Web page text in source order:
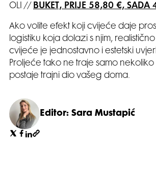
OLI // BUKET, PRIJE 58,80 €, SADA
Ako volite efekt koji cvijeće daje
logistiku koja dolazi s njim,
cvijeće je jednostavno i estetski
Proljeće tako ne traje samo
postaje trajni dio vašeg doma.
Editor: Sara Mustapić